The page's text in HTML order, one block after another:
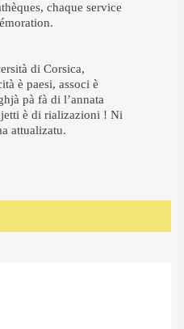
chaque service
di Corsica,
è paesi, associ è
pà fà di l’annata
è di rializazioni ! Ni
attualizatu.